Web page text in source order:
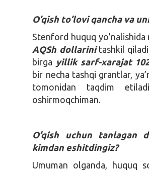
O’qish to’lovi qancha va
Stenford huquq
AQSh dollarinitashkil
birga yillik sarf-xarajat
bir necha tashqi grantlar,
tomonidan taqdim
oshirmoqchiman.
O’qish uchun tanlagan
kimdan eshitdingiz?
Umuman olganda, huquq